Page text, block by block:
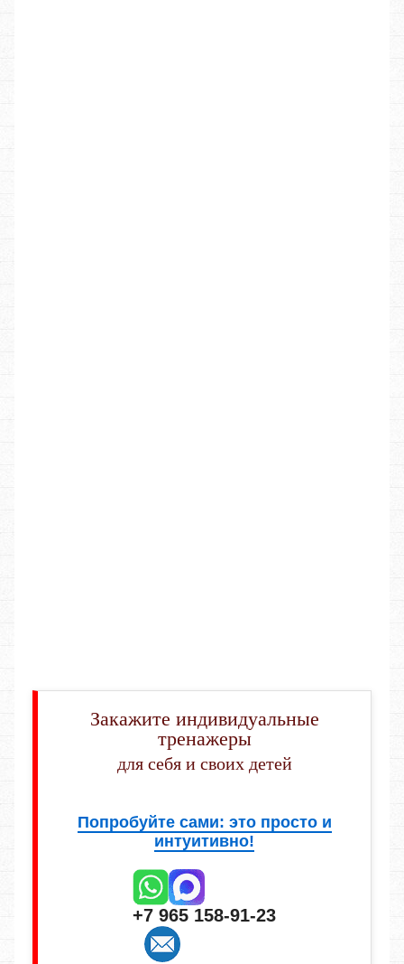
Закажите индивидуальные
тренажеры
для себя и своих детей
Попробуйте сами: это просто и
интуитивно!
+7 965 158-91-23